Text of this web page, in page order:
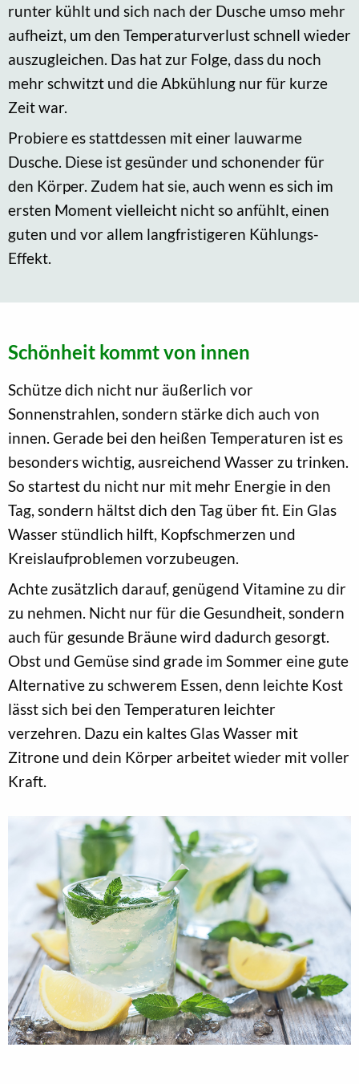
runter kühlt und sich nach der Dusche umso mehr
aufheizt, um den Temperaturverlust schnell wieder
auszugleichen. Das hat zur Folge, dass du noch
mehr schwitzt und die Abkühlung nur für kurze
Zeit war.
Probiere es stattdessen mit einer lauwarme
Dusche. Diese ist gesünder und schonender für
den Körper. Zudem hat sie, auch wenn es sich im
ersten Moment vielleicht nicht so anfühlt, einen
guten und vor allem langfristigeren Kühlungs-
Effekt.
Schönheit kommt von innen
Schütze dich nicht nur äußerlich vor
Sonnenstrahlen, sondern stärke dich auch von
innen. Gerade bei den heißen Temperaturen ist es
besonders wichtig, ausreichend Wasser zu trinken.
So startest du nicht nur mit mehr Energie in den
Tag, sondern hältst dich den Tag über fit. Ein Glas
Wasser stündlich hilft, Kopfschmerzen und
Kreislaufproblemen vorzubeugen.
Achte zusätzlich darauf, genügend Vitamine zu dir
zu nehmen. Nicht nur für die Gesundheit, sondern
auch für gesunde Bräune wird dadurch gesorgt.
Obst und Gemüse sind grade im Sommer eine gute
Alternative zu schwerem Essen, denn leichte Kost
lässt sich bei den Temperaturen leichter
verzehren. Dazu ein kaltes Glas Wasser mit
Zitrone und dein Körper arbeitet wieder mit voller
Kraft.